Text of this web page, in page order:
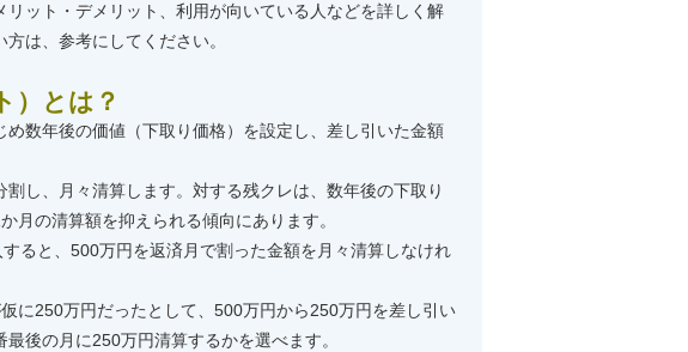
ット・デメリット、利用が向いている人などを詳しく解
は、参考にしてください。
）とは？
数年後の価値（下取り価格）を設定し、差し引いた金額
し、月々清算します。対する残クレは、数年後の下取り
月の清算額を抑えられる傾向にあります。
ると、500万円を返済月で割った金額を月々清算しなけれ
に250万円だったとして、500万円から250万円を差し引い
後の月に250万円清算するかを選べます。